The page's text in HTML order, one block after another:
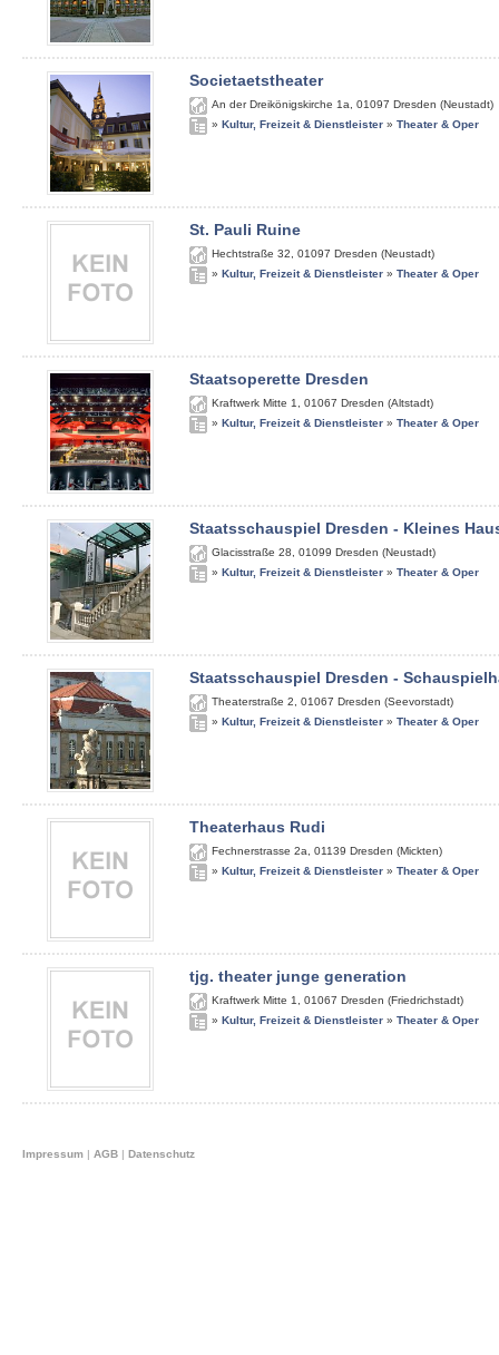
Societaetstheater
An der Dreikönigskirche 1a 01097 Dresden (Neustadt)
» Kultur, Freizeit & Dienstleister » Theater & Oper
St. Pauli Ruine
Hechtstraße 32 01097 Dresden (Neustadt)
» Kultur, Freizeit & Dienstleister » Theater & Oper
Staatsoperette Dresden
Kraftwerk Mitte 1 01067 Dresden (Altstadt)
» Kultur, Freizeit & Dienstleister » Theater & Oper
Staatsschauspiel Dresden - Kleines
Glacisstraße 28 01099 Dresden (Neustadt)
» Kultur, Freizeit & Dienstleister » Theater & Oper
Staatsschauspiel Dresden -
Theaterstraße 2 01067 Dresden (Seevorstadt)
» Kultur, Freizeit & Dienstleister » Theater & Oper
Theaterhaus Rudi
Fechnerstrasse 2a 01139 Dresden (Mickten)
» Kultur, Freizeit & Dienstleister » Theater & Oper
tjg. theater junge generation
Kraftwerk Mitte 1 01067 Dresden (Friedrichstadt)
» Kultur, Freizeit & Dienstleister » Theater & Oper
Impressum | AGB | Datenschutz